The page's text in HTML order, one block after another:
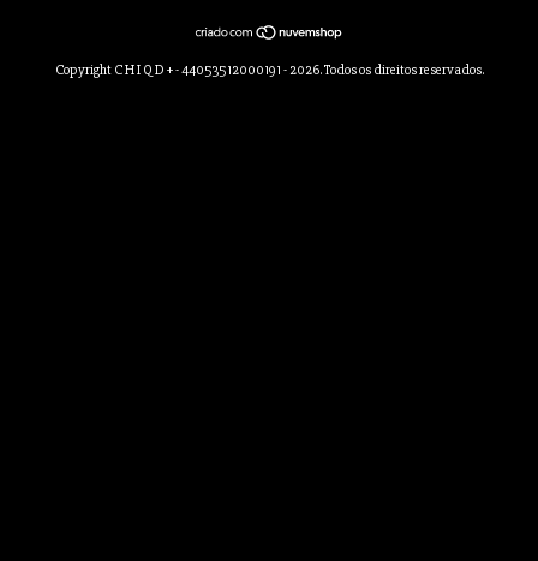
Copyright C H I Q D + - 44053512000191 - 2026. Todos os direitos reservados.